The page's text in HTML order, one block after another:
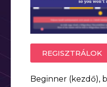
REGISZTRÁLOK
Beginner (kezdő),